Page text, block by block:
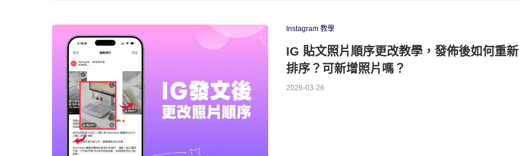
Instagram 教學
IG 貼文照片順序更改教學，發佈後如何重新
排序？可新增照片嗎？
2026-03-26